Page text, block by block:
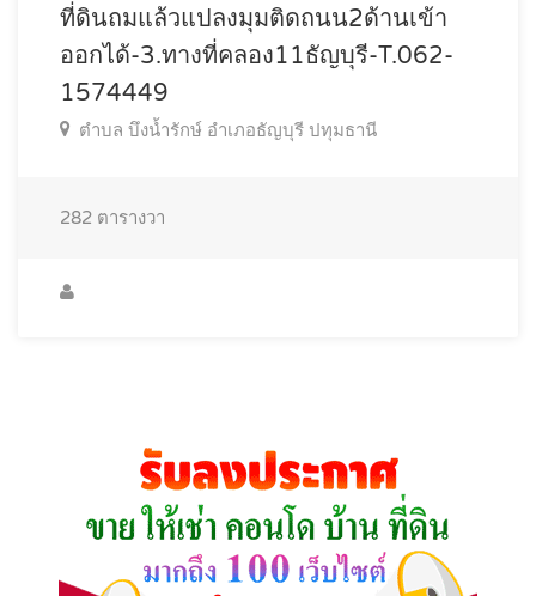
ที่ดินถมแล้วแปลงมุมติดถนน2ด้านเข้า
ออกได้-3.ทางที่คลอง11ธัญบุรี-T.062-
1574449
ตำบล บึงน้ำรักษ์ อำเภอธัญบุรี ปทุมธานี
282 ตารางวา